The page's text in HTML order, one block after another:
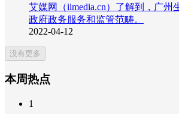
艾媒网（iimedia.cn）了解到，广
政府政务服务和监管范畴。
2022-04-12
没有更多
本周热点
1